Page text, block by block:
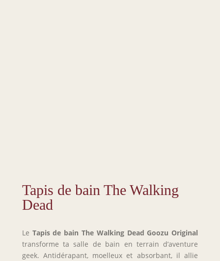
Tapis de bain The Walking
Dead
Le Tapis de bain The Walking Dead Goozu Original
transforme ta salle de bain en terrain d’aventure
geek. Antidérapant, moelleux et absorbant, il allie